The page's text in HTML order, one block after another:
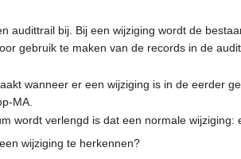
audittrail bij. Bij een wijziging wordt de
gebruik te maken van de records in de
wanneer er een wijziging is in de eerder
MA.
wordt verlengd is dat een normale wijziging:
wijziging te herkennen?